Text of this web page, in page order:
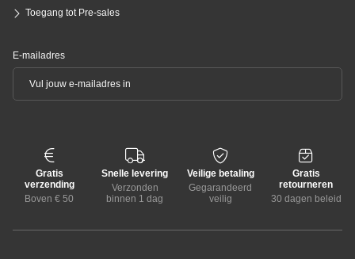
Toegang tot Pre-sales
E-mailadres
Gratis
verzending
Boven € 50
Snelle levering
Verzonden
binnen 1 dag
Veilige betaling
Gegarandeerd
veilig
Gratis
retourneren
30 dagen beleid